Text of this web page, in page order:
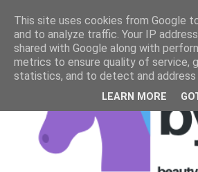
This site uses cookies from Google
and to analyze traffic. Your IP
shared with Google along with
metrics to ensure quality of service,
statistics, and to detect and address
LEARN MORE